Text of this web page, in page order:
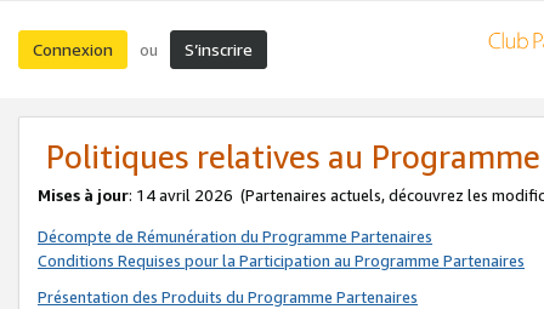
Connexion ou S’inscrire
Politiques relatives au
Mises à jour: 14 avril 2026 (Partenaires actuels, découvrez les
Décompte de Rémunération du Programme Partenaires
Conditions Requises pour la Participation au Programme Partenaires
Présentation des Produits du Programme Partenaires